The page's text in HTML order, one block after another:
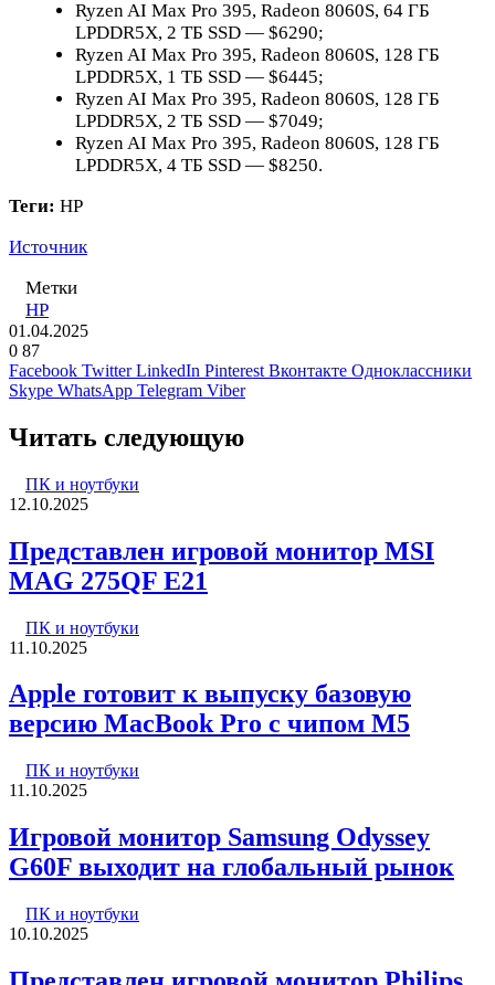
Ryzen AI Max Pro 395, Radeon 8060S, 64 ГБ
LPDDR5X, 2 ТБ SSD — $6290;
Ryzen AI Max Pro 395, Radeon 8060S, 128 ГБ
LPDDR5X, 1 ТБ SSD — $6445;
Ryzen AI Max Pro 395, Radeon 8060S, 128 ГБ
LPDDR5X, 2 ТБ SSD — $7049;
Ryzen AI Max Pro 395, Radeon 8060S, 128 ГБ
LPDDR5X, 4 ТБ SSD — $8250.
Теги: HP
Источник
Метки
HP
01.04.2025
0 87
Facebook Twitter LinkedIn Pinterest Вконтакте Одноклассники
Skype WhatsApp Telegram Viber
Читать следующую
ПК и ноутбуки
12.10.2025
Представлен игровой монитор MSI
MAG 275QF E21
ПК и ноутбуки
11.10.2025
Apple готовит к выпуску базовую
версию MacBook Pro с чипом M5
ПК и ноутбуки
11.10.2025
Игровой монитор Samsung Odyssey
G60F выходит на глобальный рынок
ПК и ноутбуки
10.10.2025